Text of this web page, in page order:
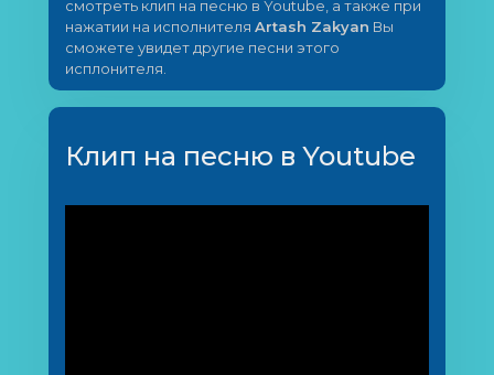
смотреть клип на песню в Youtube, а также при
нажатии на исполнителя Artash Zakyan Вы
сможете увидет другие песни этого
исплонителя.
Клип на песню в Youtube